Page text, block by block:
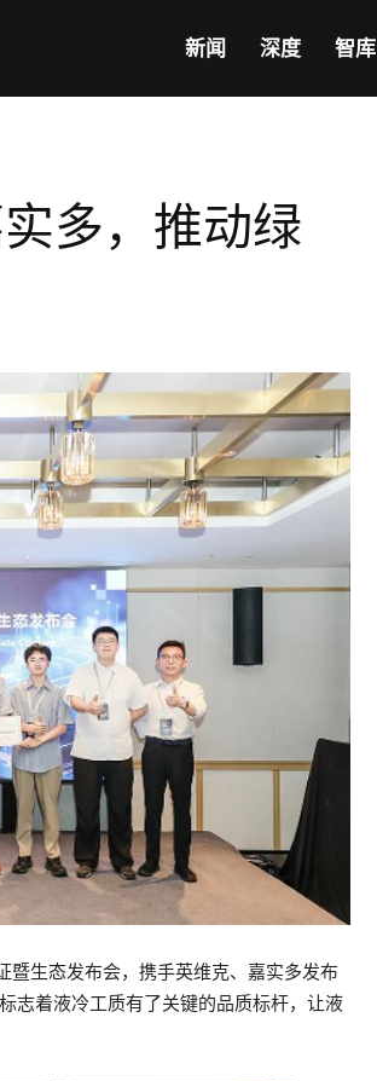
新闻 深度 智库
多，推动绿
暨生态发布会，携手英维克、嘉实多发布
志着液冷工质有了关键的品质标杆，让液